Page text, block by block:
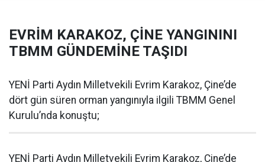
EVRİM KARAKOZ, ÇİNE YANGININI
TBMM GÜNDEMİNE TAŞIDI
YENİ Parti Aydın Milletvekili Evrim Karakoz, Çine’de
dört gün süren orman yangınıyla ilgili TBMM Genel
Kurulu’nda konuştu;
YENİ Parti Aydın Milletvekili Evrim Karakoz, Çine’de